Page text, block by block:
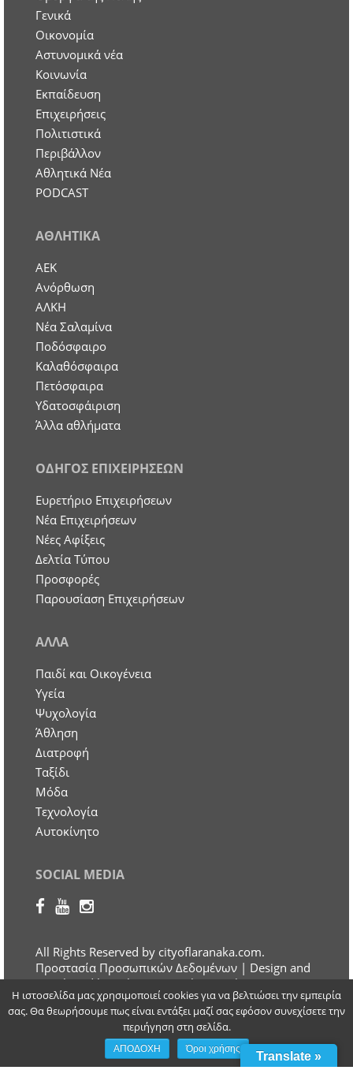
Γενικά
Οικονομία
Aστυνομικά νέα
Κοινωνία
Εκπαίδευση
Επιχειρήσεις
Πολιτιστικά
Περιβάλλον
Αθλητικά Νέα
PODCAST
ΑΘΛΗΤΙΚΑ
ΑΕΚ
Ανόρθωση
ΑΛΚΗ
Νέα Σαλαμίνα
Ποδόσφαιρο
Καλαθόσφαιρα
Πετόσφαιρα
Υδατοσφάιριση
Άλλα αθλήματα
ΟΔΗΓΟΣ ΕΠΙΧΕΙΡΗΣΕΩΝ
Ευρετήριο Επιχειρήσεων
Nέα Επιχειρήσεων
Νέες Αφίξεις
Δελτία Τύπου
Προσφορές
Παρουσίαση Επιχειρήσεων
ΑΛΛΑ
Παιδί και Οικογένεια
Υγεία
Ψυχολογία
Άθληση
Διατροφή
Ταξίδι
Μόδα
Τεχνολογία
Αυτοκίνητο
SOCIAL MEDIA
All Rights Reserved by cityoflaranaka.com.
Προστασία Προσωπικών Δεδομένων | Design and
Developed by Otherview Web & Marketing
Solutions
Translate »
Η ιστοσελίδα μας χρησιμοποιεί cookies για να βελτιώσει την εμπειρία
σας. Θα θεωρήσουμε πως είναι εντάξει μαζί σας εφόσον συνεχίσετε την
περιήγηση στη σελίδα.
ΑΠΟΔΟΧΗ Όροι χρήσης